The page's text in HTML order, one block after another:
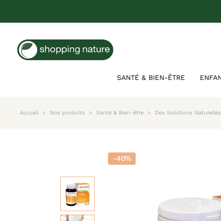
SANTÉ & BIEN-ÊTRE
Accueil Nos produits Santé & Bien-être Des Solutions
-40%